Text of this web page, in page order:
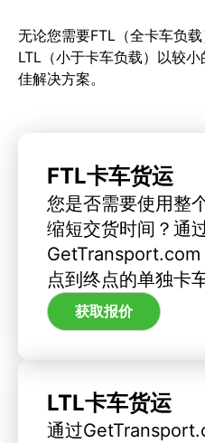
无论您需要FTL（全卡车负
LTL（小于卡车负载）以较
佳解决方案。
FTL卡车货运
您是否需要使用整
缩短交货时间？通
GetTransport.com
点到终点的单独卡车
获取报价
LTL卡车货运
通过